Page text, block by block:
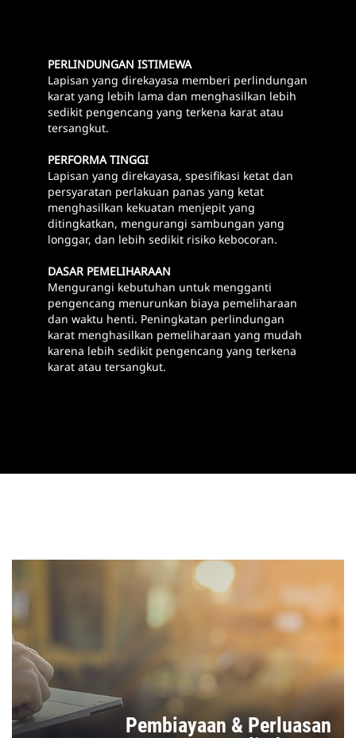
PERLINDUNGAN ISTIMEWA
Lapisan yang direkayasa memberi perlindungan
karat yang lebih lama dan menghasilkan lebih
sedikit pengencang yang terkena karat atau
tersangkut.
PERFORMA TINGGI
Lapisan yang direkayasa, spesifikasi ketat dan
persyaratan perlakuan panas yang ketat
menghasilkan kekuatan menjepit yang
ditingkatkan, mengurangi sambungan yang
longgar, dan lebih sedikit risiko kebocoran.
DASAR PEMELIHARAAN
Mengurangi kebutuhan untuk mengganti
pengencang menurunkan biaya pemeliharaan
dan waktu henti. Peningkatan perlindungan
karat menghasilkan pemeliharaan yang mudah
karena lebih sedikit pengencang yang terkena
karat atau tersangkut.
Pembiayaan & Perluasan